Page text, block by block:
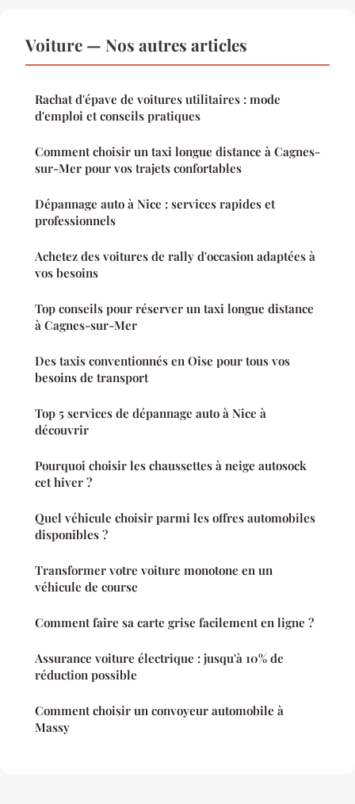
Voiture — Nos autres articles
Rachat d'épave de voitures utilitaires : mode
d'emploi et conseils pratiques
Comment choisir un taxi longue distance à Cagnes-
sur-Mer pour vos trajets confortables
Dépannage auto à Nice : services rapides et
professionnels
Achetez des voitures de rally d'occasion adaptées à
vos besoins
Top conseils pour réserver un taxi longue distance
à Cagnes-sur-Mer
Des taxis conventionnés en Oise pour tous vos
besoins de transport
Top 5 services de dépannage auto à Nice à
découvrir
Pourquoi choisir les chaussettes à neige autosock
cet hiver ?
Quel véhicule choisir parmi les offres automobiles
disponibles ?
Transformer votre voiture monotone en un
véhicule de course
Comment faire sa carte grise facilement en ligne ?
Assurance voiture électrique : jusqu'à 10% de
réduction possible
Comment choisir un convoyeur automobile à
Massy